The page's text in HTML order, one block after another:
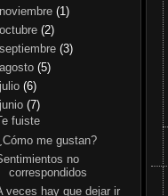
noviembre(1)
octubre(2)
septiembre(3)
agosto(5)
julio(6)
junio(7)
Te fuiste
me gustan?
no
correspondidos
veces hay que dejar ir